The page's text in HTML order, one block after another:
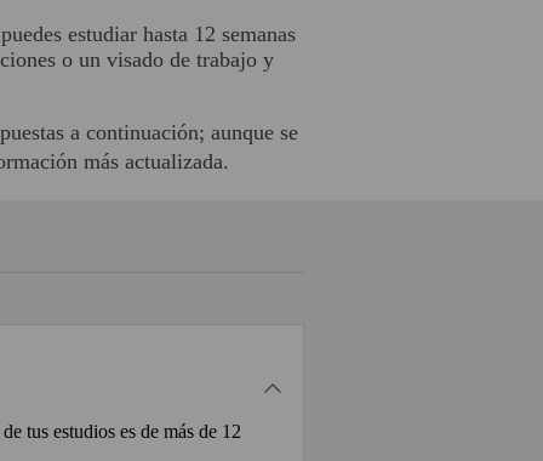
estudiar hasta 12 semanas
o un visado de trabajo y
a continuación; aunque se
más actualizada.
tus estudios es de más de 12